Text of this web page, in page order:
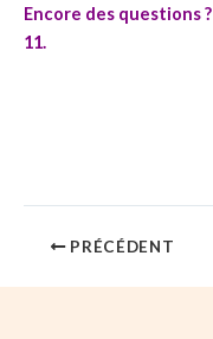
Encore des questions ?
11.
PRÉCÉDENT